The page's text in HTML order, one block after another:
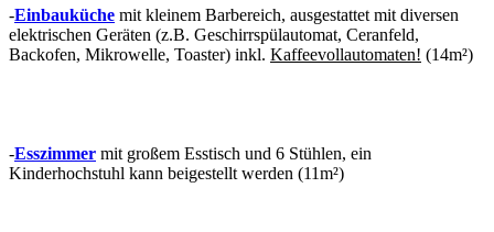
-Einbauküche mit kleinem Barbereich, ausgestattet mit diversen
elektrischen Geräten (z.B. Geschirrspülautomat, Ceranfeld,
Backofen, Mikrowelle, Toaster) inkl. Kaffeevollautomaten! (14m²)
-Esszimmer mit großem Esstisch und 6 Stühlen, ein
Kinderhochstuhl kann beigestellt werden (11m²)